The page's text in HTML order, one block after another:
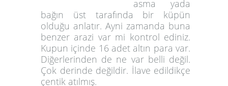
asma yada
bağın üst tarafında bir küpün
olduğu anlatır. Ayni zamanda buna
benzer arazi var mi kontrol ediniz.
Kupun içinde 16 adet altın para var.
Diğerlerinden de ne var belli değil.
Çok derinde değildir. İlave edildikçe
çentik atılmış.